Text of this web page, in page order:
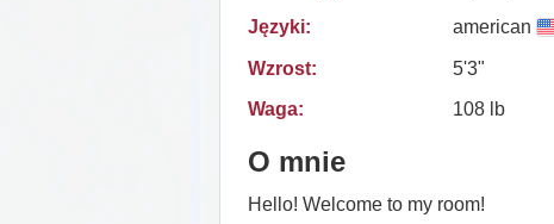
Języki:
american
Wzrost:
5'3"
Waga:
108 lb
O mnie
Hello! Welcome to my room!